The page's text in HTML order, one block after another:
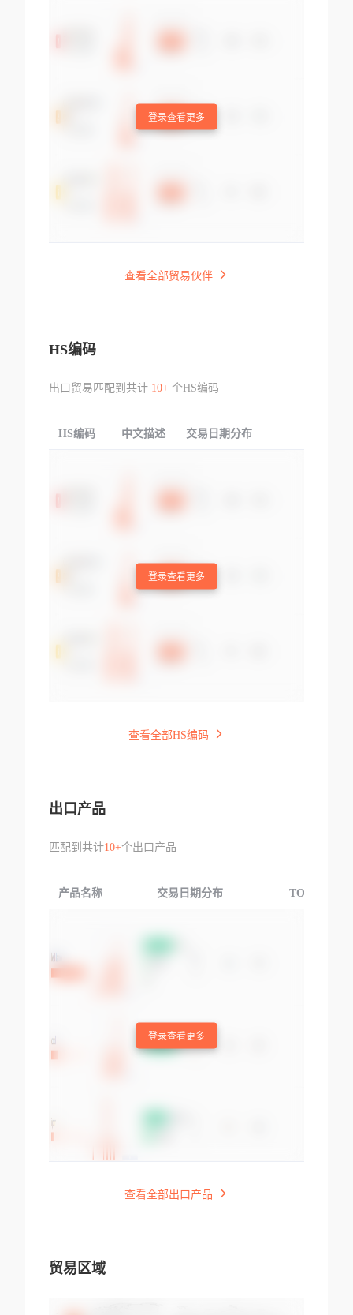
登录查看更多
查看全部贸易伙伴
HS编码
出口贸易匹配到共计 10+个HS编码
HS编码 中文描述 交易日期分布
登录查看更多
查看全部HS编码
出口产品
匹配到共计10+个出口产品
产品名称 交易日期分布 TOP3交易国
登录查看更多
查看全部出口产品
贸易区域